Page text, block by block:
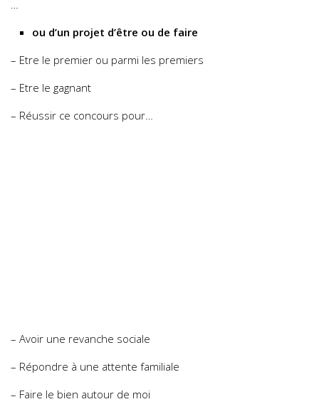
…
ou d’un projet d’être ou de faire
– Etre le premier ou parmi les premiers
– Etre le gagnant
– Réussir ce concours pour…
– Avoir une revanche sociale
– Répondre à une attente familiale
– Faire le bien autour de moi